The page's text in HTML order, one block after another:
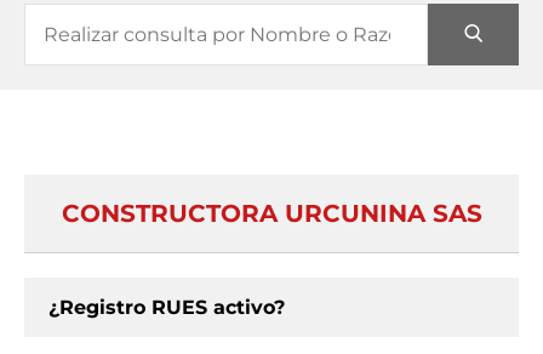
CONSTRUCTORA URCUNINA SAS
¿Registro RUES activo?